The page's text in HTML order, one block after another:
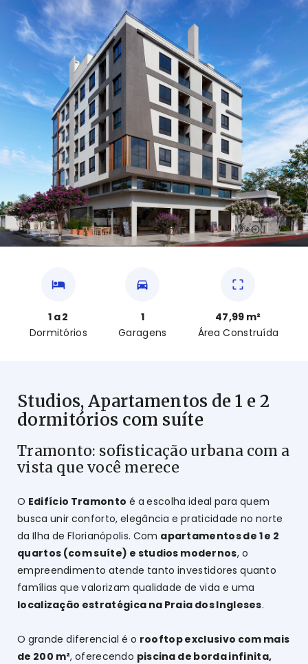
1 a 2
Dormitórios
1
Garagens
47,99 m²
Área Construída
Studios, Apartamentos de 1 e 2
dormitórios com suíte
Tramonto: sofisticação urbana com a
vista que você merece
O Edifício Tramonto é a escolha ideal para quem
busca unir conforto, elegância e praticidade no norte
da Ilha de Florianópolis. Com apartamentos de 1 e 2
quartos (com suíte) e studios modernos, o
empreendimento atende tanto investidores quanto
famílias que valorizam qualidade de vida e uma
localização estratégica na Praia dos Ingleses.
O grande diferencial é o rooftop exclusivo com mais
de 200 m², oferecendo piscina de borda infinita,